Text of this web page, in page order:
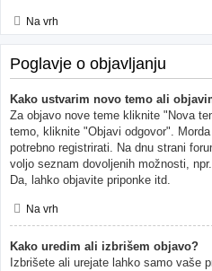
Na vrh
Poglavje o objavljanju
Kako ustvarim novo temo ali
Za objavo nove teme kliknite "Nova
temo, kliknite "Objavi odgovor".
potrebno registrirati. Na dnu strani
voljo seznam dovoljenih možnosti,
Da, lahko objavite priponke itd.
Na vrh
Kako uredim ali izbrišem objavo?
Izbrišete ali urejate lahko samo vaše